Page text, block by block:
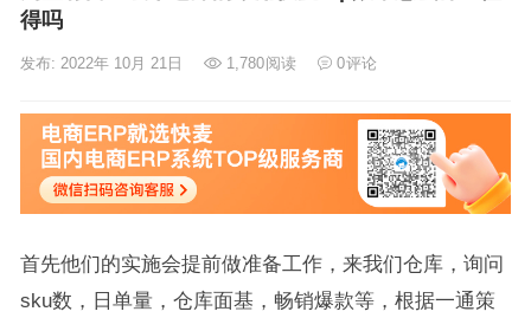
得吗
发布: 2022年 10月 21日 1,780阅读 0评论
首先他们的实施会提前做准备工作，来我们仓库，询问
sku数，日单量，仓库面基，畅销爆款等，根据一通策